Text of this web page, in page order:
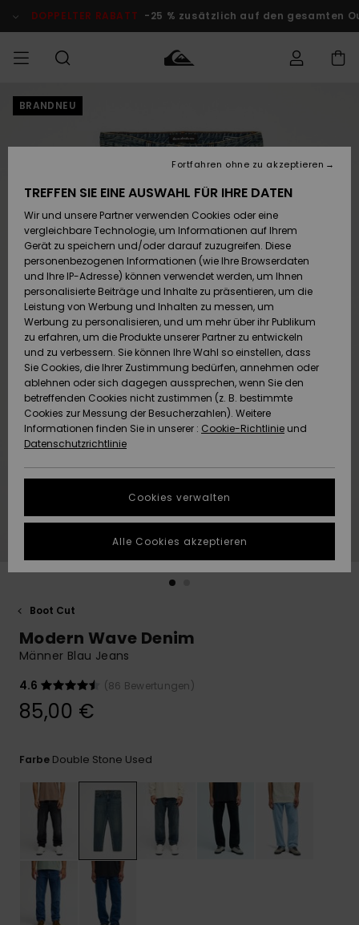
Produktinformation
DOPPELTER RABATT -25 % zusätzlich auf den gesamten
MÄNNER
Accessoires
Schuhe&
Flip-Flops
Surf
Snow
Brandneu
Highlights
Accessoires
Schuhe&
Flip-Flops
Surf
Snow
Brandneu
Highlights
FRAUEN
Brandneu
Highlights
Snow
SURF
Kinder
Highlights
Community
SNOW
Snow Shop
Kinder
Snow Shop
Damen
Highlights
Community
DOPPELTER
RABATT
KINDER
Outlet
Frauen
HILFE & KONTAKT
zugreifen
Retouren
Bezahlung
Geschenkkarte
Quiksilver
Freedom
Datenschutz
Starten Sie eine
um die
schnellste
Antwort auf Ihre
erhalten.
die häufigsten
Fragen sowie
NACHHALTIGKEIT
SHOPS
QUIKSILVER APP
WUNSCHLISTE
BRANDNEU
Boot Cut
Modern Wave Denim
Männer Blau Jeans
4.6
(86 Bewertungen)
85,00 €
Farbe Double Stone Used
TREFFEN SIE EINE AUSWAHL FÜR IHRE DATEN
Wir und unsere Partner verwenden Cookies oder eine
vergleichbare Technologie, um Informationen auf Ihrem
Gerät zu speichern und/oder darauf zuzugreifen. Diese
personenbezogenen Informationen (wie Ihre Browserdaten
und Ihre IP-Adresse) können verwendet werden, um Ihnen
personalisierte Beiträge und Inhalte zu präsentieren, um die
Leistung von Werbung und Inhalten zu messen, um
Werbung zu personalisieren, und um mehr über ihr Publikum
zu erfahren, um die Produkte unserer Partner zu entwickeln
und zu verbessern. Sie können Ihre Wahl so einstellen, dass
Sie Cookies, die Ihrer Zustimmung bedürfen, annehmen oder
ablehnen oder sich dagegen aussprechen, wenn Sie den
betreffenden Cookies nicht zustimmen (z. B. bestimmte
Cookies zur Messung der Besucherzahlen). Weitere
Informationen finden Sie in unserer : Cookie-Richtlinie und
Datenschutzrichtlinie
Cookies verwalten
Fortfahren ohne zu akzeptieren
Alle Cookies akzeptieren